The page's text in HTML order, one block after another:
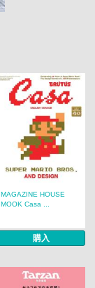
MAGAZINE HOUSE
MOOK Casa ...
購入